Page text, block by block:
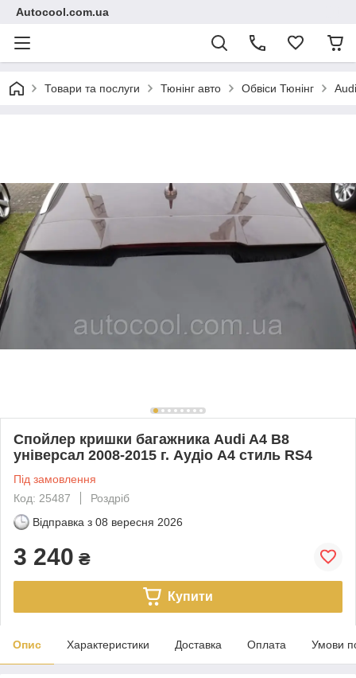
Autocool.com.ua
Товари та послуги Тюнінг авто Обвіси Тюнінг Audi
Спойлер кришки багажника Audi A4 B8
універсал 2008-2015 г. Аудіо А4 стиль RS4
Під замовлення
Код: 25487
Роздріб
Відправка з 08 вересня 2026
3 240 ₴
Купити
Опис Характеристики Доставка Оплата Умови